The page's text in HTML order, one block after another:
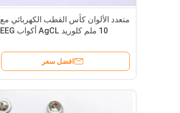
متعدد الألوان كأس القطب الكهربائي مع
10 ملم كلوريد AgCL أكواب EEG
افضل سعر